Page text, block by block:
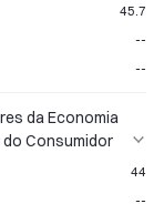
45.7
--
--
da Economia
Consumidor
44
--